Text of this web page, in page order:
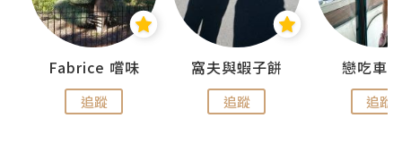
Fabrice 嚐味
追蹤
窩夫與蝦子餅
追蹤
戀吃車
追蹤